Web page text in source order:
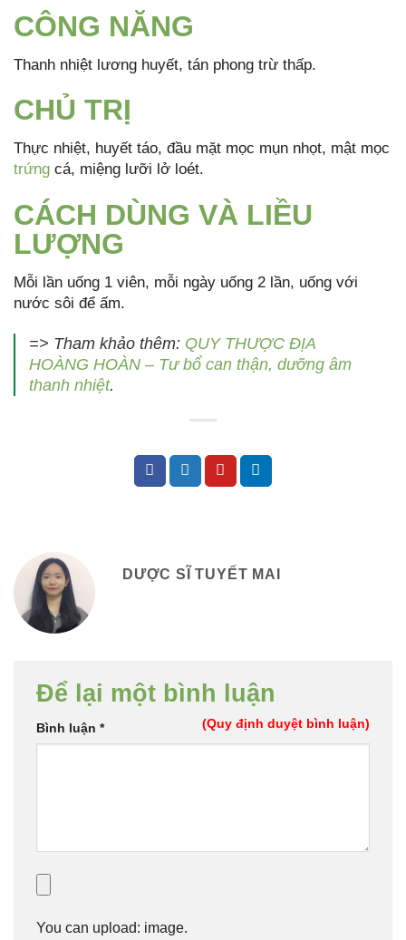
CÔNG NĂNG
Thanh nhiệt lương huyết, tán phong trừ thấp.
CHỦ TRỊ
Thực nhiệt, huyết táo, đầu mặt mọc mụn nhọt, mật mọc
trứng cá, miệng lưỡi lở loét.
CÁCH DÙNG VÀ LIỀU
LƯỢNG
Mỗi lần uống 1 viên, mỗi ngày uống 2 lần, uống với
nước sôi để ấm.
=> Tham khảo thêm: QUY THƯỢC ĐỊA
HOÀNG HOÀN – Tư bổ can thận, dưỡng âm
thanh nhiệt.
DƯỢC SĨ TUYẾT MAI
Để lại một bình luận
(Quy định duyệt bình luận)
Bình luận *
You can upload: image.